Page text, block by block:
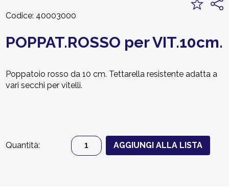
Codice: 40003000
POPPAT.ROSSO per VIT.10cm.
Poppatoio rosso da 10 cm. Tettarella resistente adatta a
vari secchi per vitelli.
Quantità: AGGIUNGI ALLA LISTA